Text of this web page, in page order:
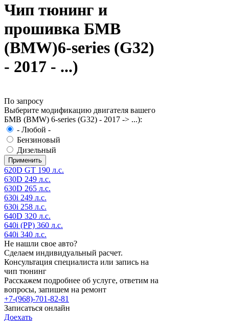
Чип тюнинг и
прошивка БМВ
(BMW)6-series (G32)
- 2017 - ...)
По запросу
Выберите модификацию двигателя вашего
БМВ (BMW) 6-series (G32) - 2017 -> ...):
- Любой -
Бензиновый
Дизельный
620D GT 190 л.с.
630D 249 л.с.
630D 265 л.с.
630i 249 л.с.
630i 258 л.с.
640D 320 л.с.
640i (PP) 360 л.с.
640i 340 л.с.
Не нашли свое авто?
Сделаем индивидуальный расчет.
Консультация специалиста или запись на
чип тюнинг
Расскажем подробнее об услуге, ответим на
вопросы, запишем на ремонт
+7-(968)-701-82-81
Записаться онлайн
Доехать